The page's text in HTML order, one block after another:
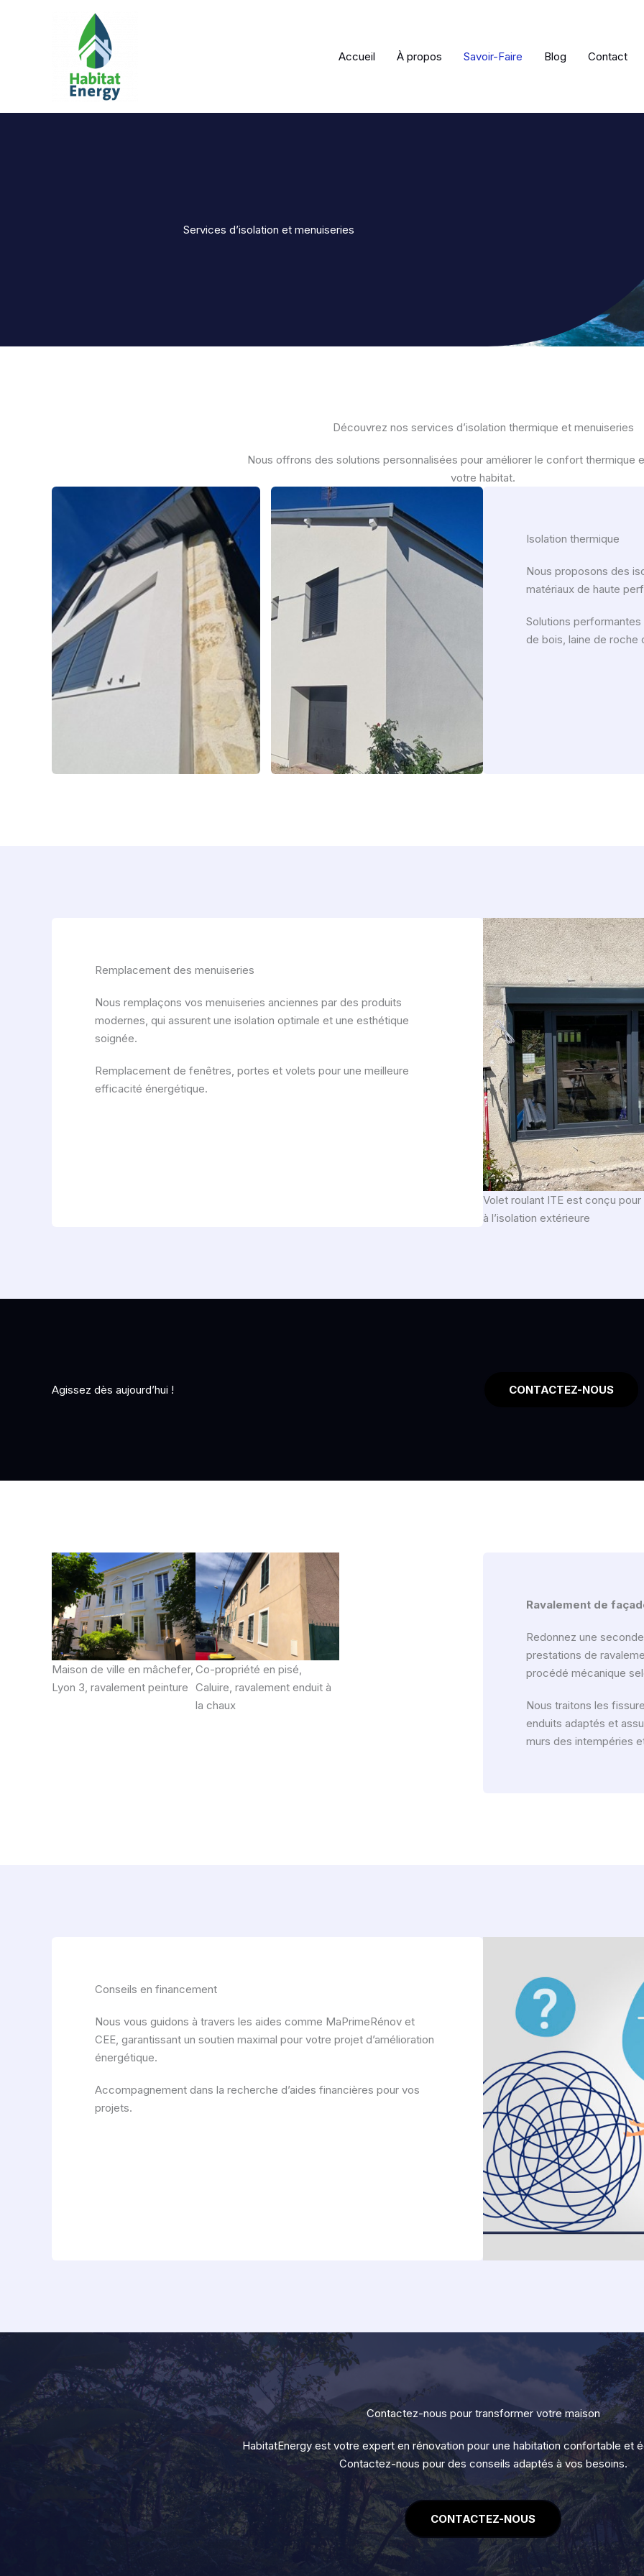
Accueil
À propos Savoir-Faire Blog Contact
Services d’isolation et menuiseries
Découvrez nos services d’isolation thermique et menuiseries
Nous offrons des solutions personnalisées pour améliorer le confort thermique
votre habitat.
Isolation thermique
Nous proposons des
matériaux de haute
Solutions
de bois, laine de roche
Remplacement des menuiseries
Nous remplaçons vos menuiseries anciennes par des produits
modernes, qui assurent une isolation optimale et une esthétique
soignée.
Remplacement de fenêtres, portes et volets pour une meilleure
efficacité énergétique.
Volet roulant ITE est conçu pour
à l’isolation extérieure
Agissez dès aujourd’hui ! CONTACTEZ-NOUS
Maison de ville en mâchefer,
Lyon 3, ravalement peinture
Co-propriété en pisé,
Caluire, ravalement enduit à
la chaux
Ravalement de
Redonnez une
prestations de
procédé mécanique
Nous traitons les
enduits adaptés et
murs des intempéries
Conseils en financement
Nous vous guidons à travers les aides comme MaPrimeRénov et
CEE, garantissant un soutien maximal pour votre projet d’amélioration
énergétique.
Accompagnement dans la recherche d’aides financières pour vos
projets.
Contactez-nous pour transformer votre maison
HabitatEnergy est votre expert en rénovation pour une habitation confortable et
Contactez-nous pour des conseils adaptés à vos besoins.
CONTACTEZ-NOUS